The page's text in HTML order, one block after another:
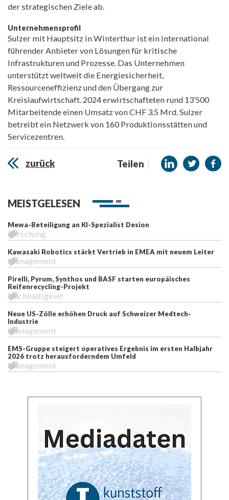
der strategischen Ziele ab.
Unternehmensprofil
Sulzer mit Hauptsitz in Winterthur ist ein international
führender Anbieter von Lösungen für kritische
Infrastrukturen und Prozesse. Das Unternehmen
unterstützt weltweit die Energiesicherheit,
Ressourceneffizienz und den Übergang zur
Kreislaufwirtschaft. 2024 erwirtschafteten rund 13’500
Mitarbeitende einen Umsatz von CHF 3.5 Mrd. Sulzer
betreibt ein Netzwerk von 160 Produktionsstätten und
Servicezentren.
zurück Teilen
MEISTGELESEN
Mewa-Beteiligung an KI-Spezialist Desion
Forschung
Kawasaki Robotics stärkt Vertrieb in EMEA mit neuem Leiter
Management
Pirelli, Pyrum, Synthos und BASF starten europäisches
Reifenrecycling-Projekt
Nachhaltigkeit
Neue US-Zölle erhöhen Druck auf Schweizer Medtech-
Industrie
Management
EMS-Gruppe steigert operatives Ergebnis im ersten Halbjahr
2026 trotz herausforderndem Umfeld
Management